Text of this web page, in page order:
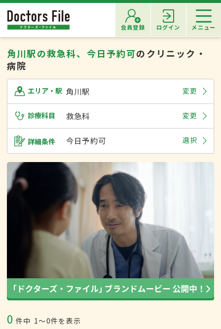
会員登録 ログイン メニュー
角川駅の救急科、今日予約可のクリニック・
病院
エリア・駅 角川駅 変更
診療科目 救急科 変更
詳細条件 今日予約可 選択
0 件中 1〜0件を表示